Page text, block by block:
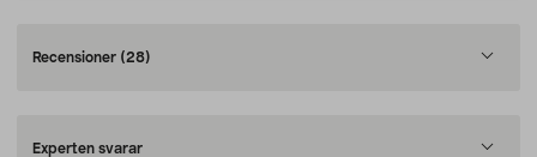
Recensioner (28)
Experten svarar